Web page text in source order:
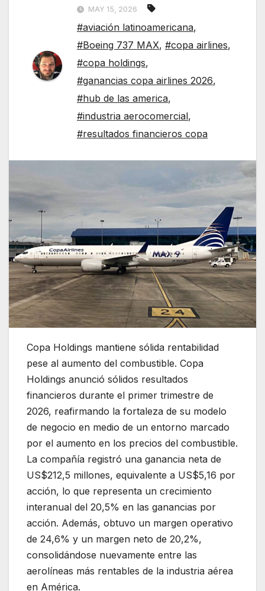
MAY 15, 2026
#aviación latinoamericana,
#Boeing 737 MAX, #copa airlines,
#copa holdings,
#ganancias copa airlines 2026,
#hub de las america,
#industria aerocomercial,
#resultados financieros copa
Copa Holdings mantiene sólida rentabilidad
pese al aumento del combustible. Copa
Holdings anunció sólidos resultados
financieros durante el primer trimestre de
2026, reafirmando la fortaleza de su modelo
de negocio en medio de un entorno marcado
por el aumento en los precios del combustible.
La compañía registró una ganancia neta de
US$212,5 millones, equivalente a US$5,16 por
acción, lo que representa un crecimiento
interanual del 20,5% en las ganancias por
acción. Además, obtuvo un margen operativo
de 24,6% y un margen neto de 20,2%,
consolidándose nuevamente entre las
aerolíneas más rentables de la industria aérea
en América.